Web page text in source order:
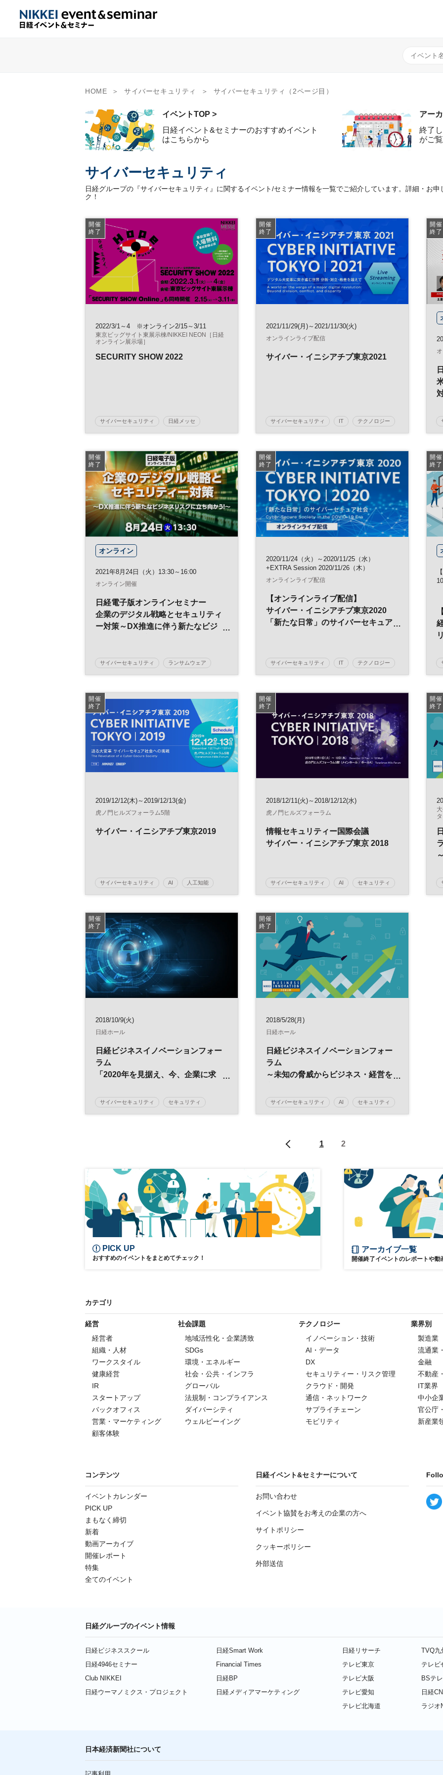
HOME サイバーセキュリティ サイバーセキュリティ（2ページ目）
イベントTOP >
日経イベント&セミナーのおすすめイベント
はこちらから
アー
終了
がご
サイバーセキュリティ
日経グループの『サイバーセキュリティ』に関するイベント/セミナー情報を一覧でご紹介しています。詳細・お
ク！
開催
終了
2022/3/1～4 ※オンライン2/15～3/11
東京ビッグサイト東展示棟/NIKKEI NEON［日経
オンライン展示場］
SECURITY SHOW 2022
サイバーセキュリティ 日経メッセ
災害対策 展示会
開催
終了
2021/11/29(月)～2021/11/30(火)
オンラインライブ配信
サイバー・イニシアチブ東京2021
サイバーセキュリティ IT テクノロジー
開催
終了
開催
終了
オンライン
2021年8月24日（火）13:30～16:00
オンライン開催
日経電子版オンラインセミナー
企業のデジタル戦略とセキュリティ
ー対策～DX推進に伴う新たなビジ
サイバーセキュリティ ランサムウェア
デジタルトランスフォーメーション
リスクマネジメント サイバー攻撃 DX
日経オンラインセミナー
開催
終了
2020/11/24（火）～2020/11/25（水）
+EXTRA Session 2020/11/26（木）
オンラインライブ配信
【オンラインライブ配信】
サイバー・イニシアチブ東京2020
「新たな日常」のサイバーセキュア
サイバーセキュリティ IT テクノロジー
開催
終了
開催
終了
2019/12/12(木)～2019/12/13(金)
虎ノ門ヒルズフォーラム5階
サイバー・イニシアチブ東京2019
サイバーセキュリティ AI 人工知能
開催
終了
2018/12/11(火)～2018/12/12(水)
虎ノ門ヒルズフォーラム
情報セキュリティー国際会議
サイバー・イニシアチブ東京 2018
サイバーセキュリティ AI セキュリティ
クラウド 自動運転 デジタル化
サイバー攻撃 情報セキュリティ
国際会議
開催
終了
開催
終了
2018/10/9(火)
日経ホール
日経ビジネスイノベーションフォー
ラム
「2020年を見据え、今、企業に求
は
～攻撃者優位のサイバー空間におけ
サイバーセキュリティ セキュリティ
開催
終了
2018/5/28(月)
日経ホール
日経ビジネスイノベーションフォー
ラム
～未知の脅威からビジネス・経営を
ＡＩセキュリティーフォーラム
サイバーセキュリティ AI セキュリティ
1 2
PICK UP
おすすめのイベントをまとめてチェック！
アーカイブ一覧
開催終了イベントのレポートや動
カテゴリ
経営
経営者
組織・人材
ワークスタイル
健康経営
IR
スタートアップ
バックオフィス
営業・マーケティング
顧客体験
社会課題
地域活性化・企業誘致
SDGs
環境・エネルギー
社会・公共・インフラ
グローバル
法規制・コンプライアンス
ダイバーシティ
ウェルビーイング
テクノロジー
イノベーション・技術
AI・データ
DX
セキュリティー・リスク管理
クラウド・開発
通信・ネットワーク
サプライチェーン
モビリティ
業界別
製造業
流通業
金融
不動産
IT業界
中小企
官公庁
新産業
コンテンツ
イベントカレンダー
PICK UP
まもなく締切
新着
動画アーカイブ
開催レポート
特集
全てのイベント
日経イベント&セミナーについて
お問い合わせ
イベント協賛をお考えの企業の方へ
サイトポリシー
クッキーポリシー
外部送信
日経グループのイベント情報
日経ビジネススクール
日経4946セミナー
Club NIKKEI
日経ウーマノミクス・プロジェクト
日経Smart Work
Financial Times
日経BP
日経メディアマーケティング
日経リサーチ
テレビ東京
テレビ大阪
テレビ愛知
テレビ北海道
TVQ九
テレビ
BSテ
日経
ラジオ
日本経済新聞社について